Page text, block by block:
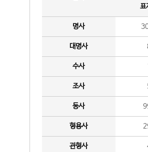
표
명사
대명사
수사
조사
동사
형용사
관형사